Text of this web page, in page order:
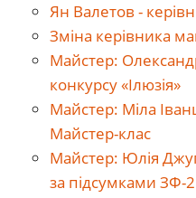
Ян Валетов -
Зміна керівника
Майстер:
конкурсу «Ілюзія»
Майстер: Міла
Майстер-клас
Майстер: Юлія
за підсумками ЗФ-